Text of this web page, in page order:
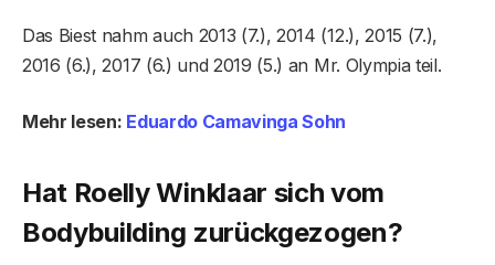
Das Biest nahm auch 2013 (7.), 2014 (12.), 2015 (7.),
2016 (6.), 2017 (6.) und 2019 (5.) an Mr. Olympia teil.
Mehr lesen: Eduardo Camavinga Sohn
Hat Roelly Winklaar sich vom
Bodybuilding zurückgezogen?